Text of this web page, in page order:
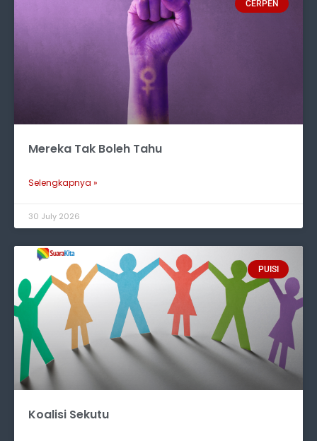
CERPEN
Mereka Tak Boleh Tahu
Selengkapnya »
30 July 2026
PUISI
Koalisi Sekutu